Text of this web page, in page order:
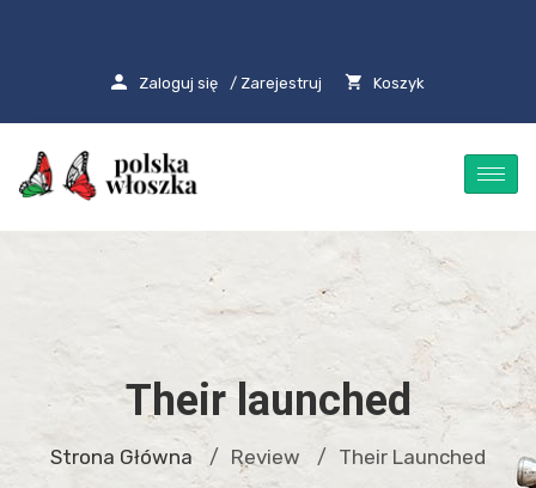
Zaloguj się / Zarejestruj Koszyk
Their launched
Strona Główna / Review / Their Launched